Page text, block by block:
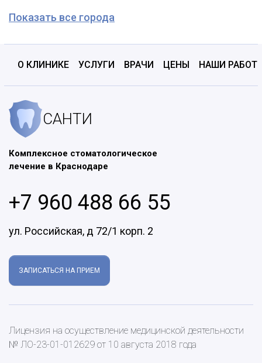
Показать все города
О КЛИНИКЕ УСЛУГИ ВРАЧИ ЦЕНЫ НАШИ
САНТИ
Комплексное стоматологическое
лечение в Краснодаре
+7 960 488 66 55
ул. Российская, д 72/1 корп. 2
ЗАПИСАТЬСЯ НА ПРИЕМ
Лицензия на осуществление медицинской деятельности
№ ЛО-23-01-012629 от 10 августа 2018 года